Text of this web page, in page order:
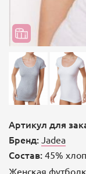
Артикул для
Бренд: Jadea
Состав: 45%
Женская